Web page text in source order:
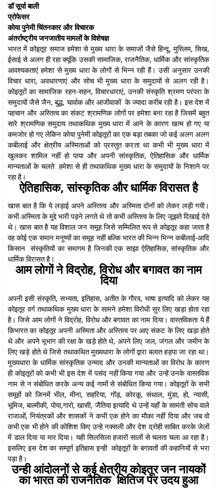
डॉ सूर्या बाली
प्रोफेसर
कोया पुनेमी चिंतनकार और विचारक
अंतर्राष्ट्रीय जनजातीय मामलों के विशेषज्ञ
भारत में कोइतूर समाज हमेशा से मुख्य धारा के समाजों जैसे हिन्दू, मुस्लिम, सिख,
ईसाई से अलग ही रहा क्यूंकि उसकी सामाजिक, राजनैतिक, धार्मिक और सांस्कृतिक
आवश्यकताएं हमेशा से मुख्य धारा के लोगों से भिन्न रही हैं। उसी अनुसार उनकी
विचार धारा, अवधारणाएं और सोच भी मुख्य धारा के समुदायों से अलग रही है।
कोइतूरों का सामाजिक रहन-सहन, विचारधाराएं, उनकी संस्कृति श्रमण परंपरा के
समुदायों जैसे जैन, बुद्ध, चार्वाक और आजीवाकों के ज्यादा करीब रही है। इस देश में
पहचान और अस्तित्व का संकट श्रामणिक लोगों पर हमेशा बना रहा है जिसमें बहुत
सारे श्रामणिक समुदाय तथाकथिक मुख्य धारा में आने के कारण खत्म हो गए या
कमजोर हो गए लेकिन कोया पुनेमी कोइतूरों का एक बड़ा तबका जो कई अलग अलग
कबीलाई और क्षेत्रीय अस्मिताओं को प्रस्तुत करता था कभी भी मुख्य धारा में
खुलकर शामिल नहीं हो पाया और अपनी सांस्कृतिक, ऐतिहासिक और धार्मिक
मान्यताओं के चलते हमेशा से ही तथाकथिक मुख्य धारा के समुदायों के निशाने पर
रहा है।
ऐतिहासिक, सांस्कृतिक और धार्मिक विरासत है
खास बात है कि ये लड़ाई अपने अस्तित्व और अस्मिता दोनों को लेकर लड़ी गयी।
कभी अस्मिता के मुद्दे भारी पड़ने लगते थे तो कभी अस्तित्व के लिए जूझते दिखाई देते
थे। खास बात है यह विशाल जन समूह जिसे सम्मिलित रूप से कोइतूर कहा जाता है
वह कोई एक समान मनुष्यों का समूह नहीं बल्कि भारत की भिन्न भिन्न कबीलाई-आदि
किसान संस्कृतियों का समागम है जिनकी एक साझा ऐतिहासिक, सांस्कृतिक और
धार्मिक विरासत है।
आम लोगों ने विद्रोह, विरोध और बगावत का नाम
दिया
अपनी इसी संस्कृति, सभ्यता, इतिहास, अतीत के गौरव, भाषा इत्यादि को लेकर यह
कोइतूर वर्ग तथाकथिक मुख्य धारा के सामने हमेशा विरोधी सुर लिए खड़ा होता रहा
है। जिसे आम लोगों ने विद्रोह, विरोध और बगावत का नाम दिया। वास्तविकता ये हैं
किभारत का कोइतूर अपनी अस्मिता और अस्तित्व पर आए संकट के लिए खड़ा होते
थे और अपने भूभाग की रक्षा के खड़े होते थे, अपने लिए जल, जंगल और जमीन के
लिए खड़े होते थे जिसे तथाकथित मुख्यधारा के लोगों द्वारा बलात हड़पा जा रहा था।
मुख्यधारा के धार्मिक सांस्कृतिक उन्माद और उनकी मान्यताओं का विरोध के कारण
ही कोइतूरों को कभी भी इस देश में पसंद नहीं किया गया और उन्हें उनके वास्तविक
नाम से न संबोधित करके अन्य कई नामों से संबोधित किया गया। कोइतूरों के सभी
समूहों को जिनमें भील, मीना, सहरिया, गोंड़, कोरकू, संथाल, मुंडा, हो, न्यासी,
भूमिज, बाल्मीकी, पोया,गारो, खासी, जैंतिया इत्यादि थे उन्हें यहाँ के सामंती सोच वाले
राजाओं, नियंत्रकों और शासकों ने कभी एक होने का मौका नहीं दिया और जब वो
कभी एक भी होने की कोशिश किए उन्हे नक्सली और देश द्रोही साबित करके जेलों
में डाल दिया या मार दिया। यही सिलसिला हजारों सालों से चलता चला आ रहा है।
इसलिए इस देश का सम्पूर्ण इतिहास इन्ही कोइतूरों के बगावतों की कहानियों से भरा
पड़ा है।
उन्ही आंदोलनों से कई क्षेत्रीय कोइतूर जन नायकों
का भारत की राजनैतिक क्षितिज पर उदय हुआ